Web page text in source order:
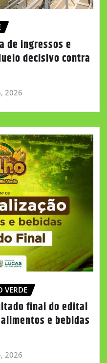
de ingressos e
decisivo contra
2026
VERDE
final do edital
e bebidas
2026